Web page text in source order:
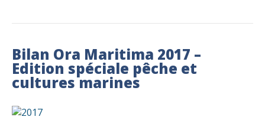
Bilan Ora Maritima 2017 –
Edition spéciale pêche et
cultures marines